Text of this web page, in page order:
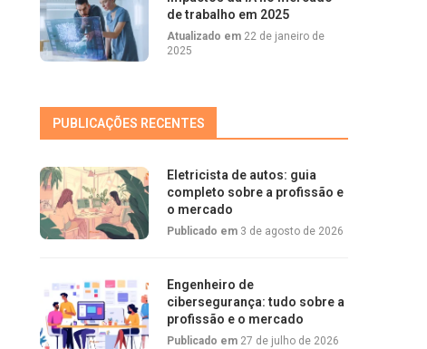
de trabalho em 2025
Atualizado em 22 de janeiro de
2025
PUBLICAÇÕES RECENTES
Eletricista de autos: guia
completo sobre a profissão e
o mercado
Publicado em 3 de agosto de 2026
Engenheiro de
cibersegurança: tudo sobre a
profissão e o mercado
Publicado em 27 de julho de 2026